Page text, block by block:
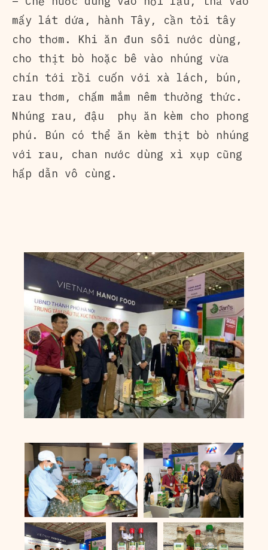
mấy lát dứa, hành Tây, cần tỏi tây
cho thơm. Khi ăn đun sôi nước dùng,
cho thịt bò hoặc bê vào nhúng vừa
chín tới rồi cuốn với xà lách, bún,
rau thơm, chấm mắm nêm thưởng thức.
Nhúng rau, đậu phụ ăn kèm cho phong
phú. Bún có thể ăn kèm thịt bò nhúng
với rau, chan nước dùng xì xụp cũng
hấp dẫn vô cùng.